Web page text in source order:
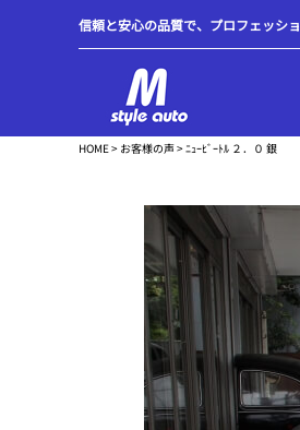
信頼と安心の品質で、プロフェッシ
HOME> お客様の声> ﾆｭｰﾋﾞｰﾄﾙ ２．０ 銀